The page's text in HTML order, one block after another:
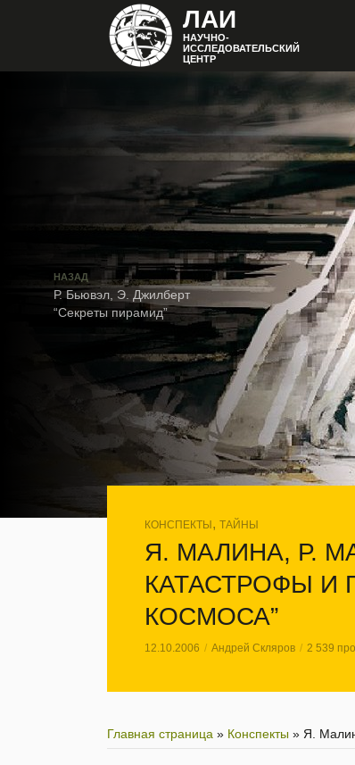
ЛАИ
НАУЧНО-
ИССЛЕДОВАТЕЛЬСКИЙ
ЦЕНТР
НАЗАД
Р. Бьювэл, Э. Джилберт
“Секреты пирамид”
КОНСПЕКТЫ , ТАЙНЫ
Я. МАЛИНА, Р.
КАТАСТРОФЫ И
КОСМОСА”
12.10.2006 Андрей Скляров 2 539
Главная страница » Конспекты » Я.